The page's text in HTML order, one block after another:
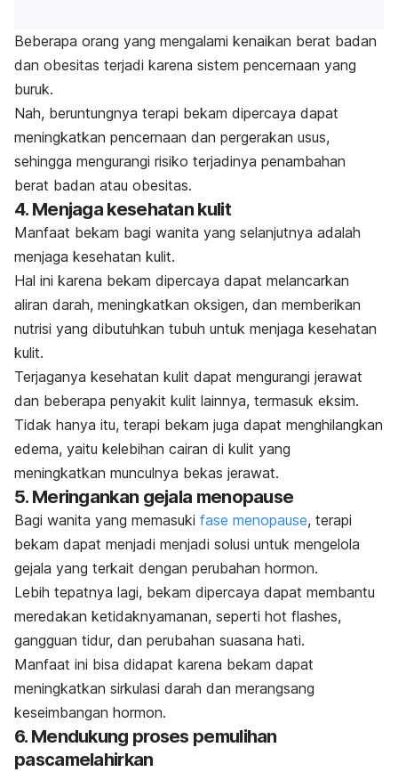
Beberapa orang yang mengalami kenaikan berat badan
dan obesitas terjadi karena sistem pencernaan yang
buruk.
Nah, beruntungnya terapi bekam dipercaya dapat
meningkatkan pencernaan dan pergerakan usus,
sehingga mengurangi risiko terjadinya penambahan
berat badan atau obesitas.
4. Menjaga kesehatan kulit
Manfaat bekam bagi wanita yang selanjutnya adalah
menjaga kesehatan kulit.
Hal ini karena bekam dipercaya dapat melancarkan
aliran darah, meningkatkan oksigen, dan memberikan
nutrisi yang dibutuhkan tubuh untuk menjaga kesehatan
kulit.
Terjaganya kesehatan kulit dapat mengurangi jerawat
dan beberapa penyakit kulit lainnya, termasuk eksim.
Tidak hanya itu, terapi bekam juga dapat menghilangkan
edema, yaitu kelebihan cairan di kulit yang
meningkatkan munculnya bekas jerawat.
5. Meringankan gejala menopause
Bagi wanita yang memasuki fase menopause, terapi
bekam dapat menjadi menjadi solusi untuk mengelola
gejala yang terkait dengan perubahan hormon.
Lebih tepatnya lagi, bekam dipercaya dapat membantu
meredakan ketidaknyamanan, seperti hot flashes,
gangguan tidur, dan perubahan suasana hati.
Manfaat ini bisa didapat karena bekam dapat
meningkatkan sirkulasi darah dan merangsang
keseimbangan hormon.
6. Mendukung proses pemulihan
pascamelahirkan